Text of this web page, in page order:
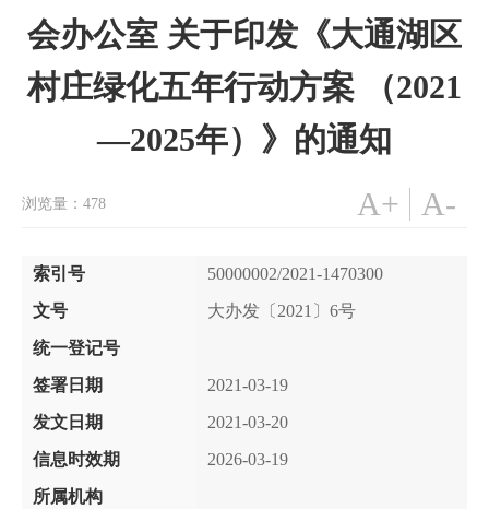
会办公室 关于印发《大通湖区
村庄绿化五年行动方案 （2021
—2025年）》的通知
浏览量： 478 A+ A-
索引号
50000002/2021-1470300
文号
大办发〔2021〕6号
统一登记号
签署日期
2021-03-19
发文日期
2021-03-20
信息时效期
2026-03-19
所属机构